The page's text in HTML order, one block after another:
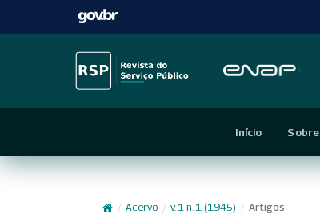
Início Sobre
/ Acervo / v. 1 n. 1 (1945) / Artigos